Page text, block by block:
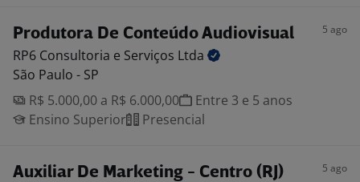
Produtora De Conteúdo Audiovisual 5 ago
RP6 Consultoria e Serviços Ltda
São Paulo - SP
R$ 5.000,00 a R$ 6.000,00
Entre 3 e 5 anos
Ensino Superior
Presencial
Auxiliar De Marketing - Centro (RJ) 5 ago